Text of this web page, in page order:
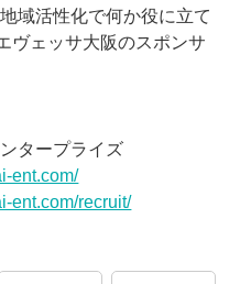
域活性化で何か役に立て
ヴェッサ大阪のスポンサ
タープライズ
ent.com/
ent.com/recruit/